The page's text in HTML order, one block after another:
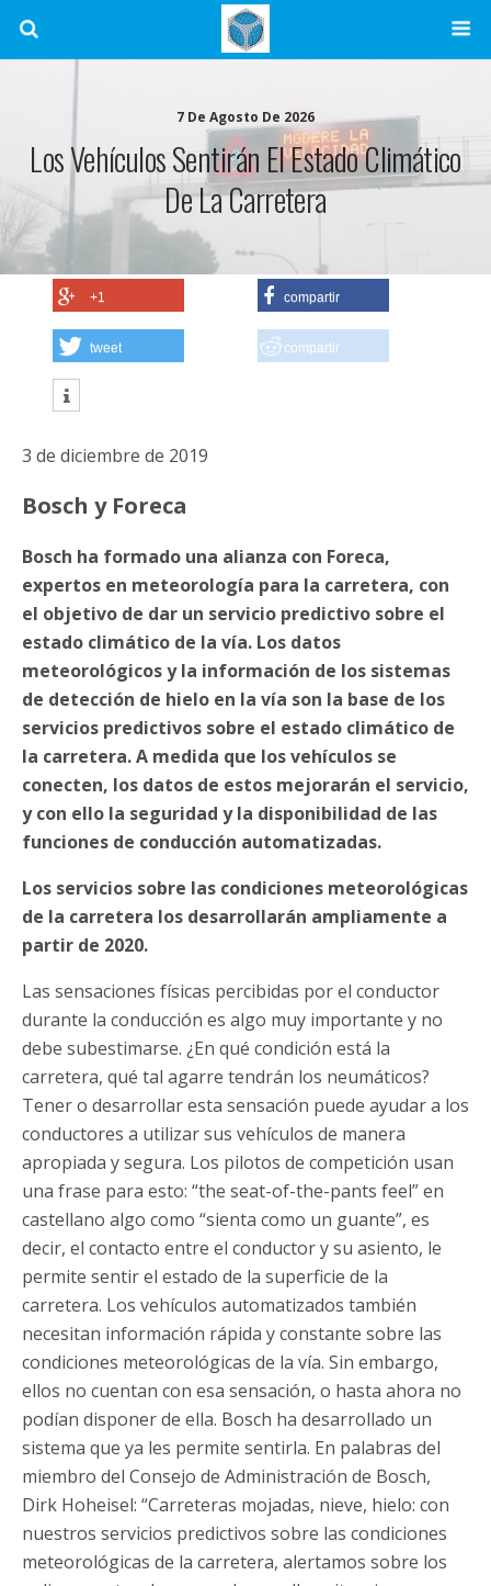
7 De Agosto De 2026
Los Vehículos Sentirán El Estado Climático
De La Carretera
+1 compartir
tweet compartir
3 de diciembre de 2019
Bosch y Foreca
Bosch ha formado una alianza con Foreca,
expertos en meteorología para la carretera, con
el objetivo de dar un servicio predictivo sobre el
estado climático de la vía. Los datos
meteorológicos y la información de los sistemas
de detección de hielo en la vía son la base de los
servicios predictivos sobre el estado climático de
la carretera. A medida que los vehículos se
conecten, los datos de estos mejorarán el servicio,
y con ello la seguridad y la disponibilidad de las
funciones de conducción automatizadas.
Los servicios sobre las condiciones meteorológicas
de la carretera los desarrollarán ampliamente a
partir de 2020.
Las sensaciones físicas percibidas por el conductor
durante la conducción es algo muy importante y no
debe subestimarse. ¿En qué condición está la
carretera, qué tal agarre tendrán los neumáticos?
Tener o desarrollar esta sensación puede ayudar a los
conductores a utilizar sus vehículos de manera
apropiada y segura. Los pilotos de competición usan
una frase para esto: “the seat-of-the-pants feel” en
castellano algo como “sienta como un guante”, es
decir, el contacto entre el conductor y su asiento, le
permite sentir el estado de la superficie de la
carretera. Los vehículos automatizados también
necesitan información rápida y constante sobre las
condiciones meteorológicas de la vía. Sin embargo,
ellos no cuentan con esa sensación, o hasta ahora no
podían disponer de ella. Bosch ha desarrollado un
sistema que ya les permite sentirla. En palabras del
miembro del Consejo de Administración de Bosch,
Dirk Hoheisel: “Carreteras mojadas, nieve, hielo: con
nuestros servicios predictivos sobre las condiciones
meteorológicas de la carretera, alertamos sobre los